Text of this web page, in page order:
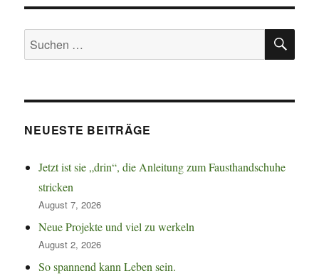
Suchen
nach:
NEUESTE BEITRÄGE
Jetzt ist sie „drin“, die Anleitung zum Fausthandschuhe
stricken
August 7, 2026
Neue Projekte und viel zu werkeln
August 2, 2026
So spannend kann Leben sein.